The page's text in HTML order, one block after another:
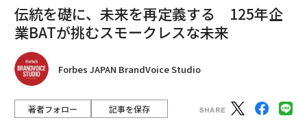
伝統を礎に、未来を再定義する 125年企
業BATが挑むスモークレスな未来
Forbes JAPAN BrandVoice Studio
著者フォロー 記事を保存